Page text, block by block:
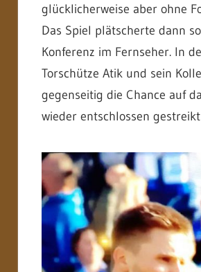
glücklicherweise aber ohne
Das Spiel plätscherte dann
Konferenz im Fernseher. In
Torschütze Atik und sein
gegenseitig die Chance auf
wieder entschlossen